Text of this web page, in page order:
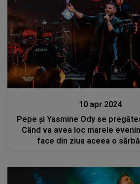
Stiri mondene
10 apr 2024
Pepe și Yasmine Ody se
Când va avea loc marele
face din ziua aceea o